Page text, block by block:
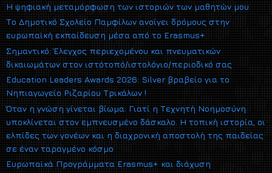
Η ψηφιακή μεταμόρφωση των ιστοριών των μαθητών μου
Το Δημοτικό Σχολείο Παμφίλων ανοίγει δρόμους στην
ευρωπαϊκή εκπαίδευση μέσα από το Erasmus+
Σημαντικό: Έλεγχος περιεχομένου και πνευματικών
δικαιωμάτων στον ιστότοπό/ιστολόγιο/περιοδικό σας
Education Leaders Awards 2026: Silver βραβείο για το
Νηπιαγωγείο Ριζαρίου Τρικάλων !
Όταν η γνώση γίνεται βίωμα: Γιατί η Τεχνητή Νοημοσύνη
υποκλίνεται στον εμπνευσμένο δάσκαλο. Η τοπική ιστορία, οι
ελπίδες των γονέων και η διαχρονική αποστολή της παιδείας
σε έναν ταραγμένο κόσμο
Ευρωπαϊκά Προγράμματα Erasmus+ και διάχυση